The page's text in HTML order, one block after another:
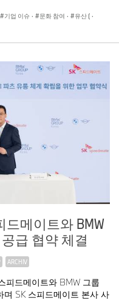
기업 이슈 · 문화 참여 · 유산 ( ·
드메이트와 BMW
급 협약 체결
ARCHIV
피드메이트와 BMW 그룹
SK 스피드메이트 본사 사